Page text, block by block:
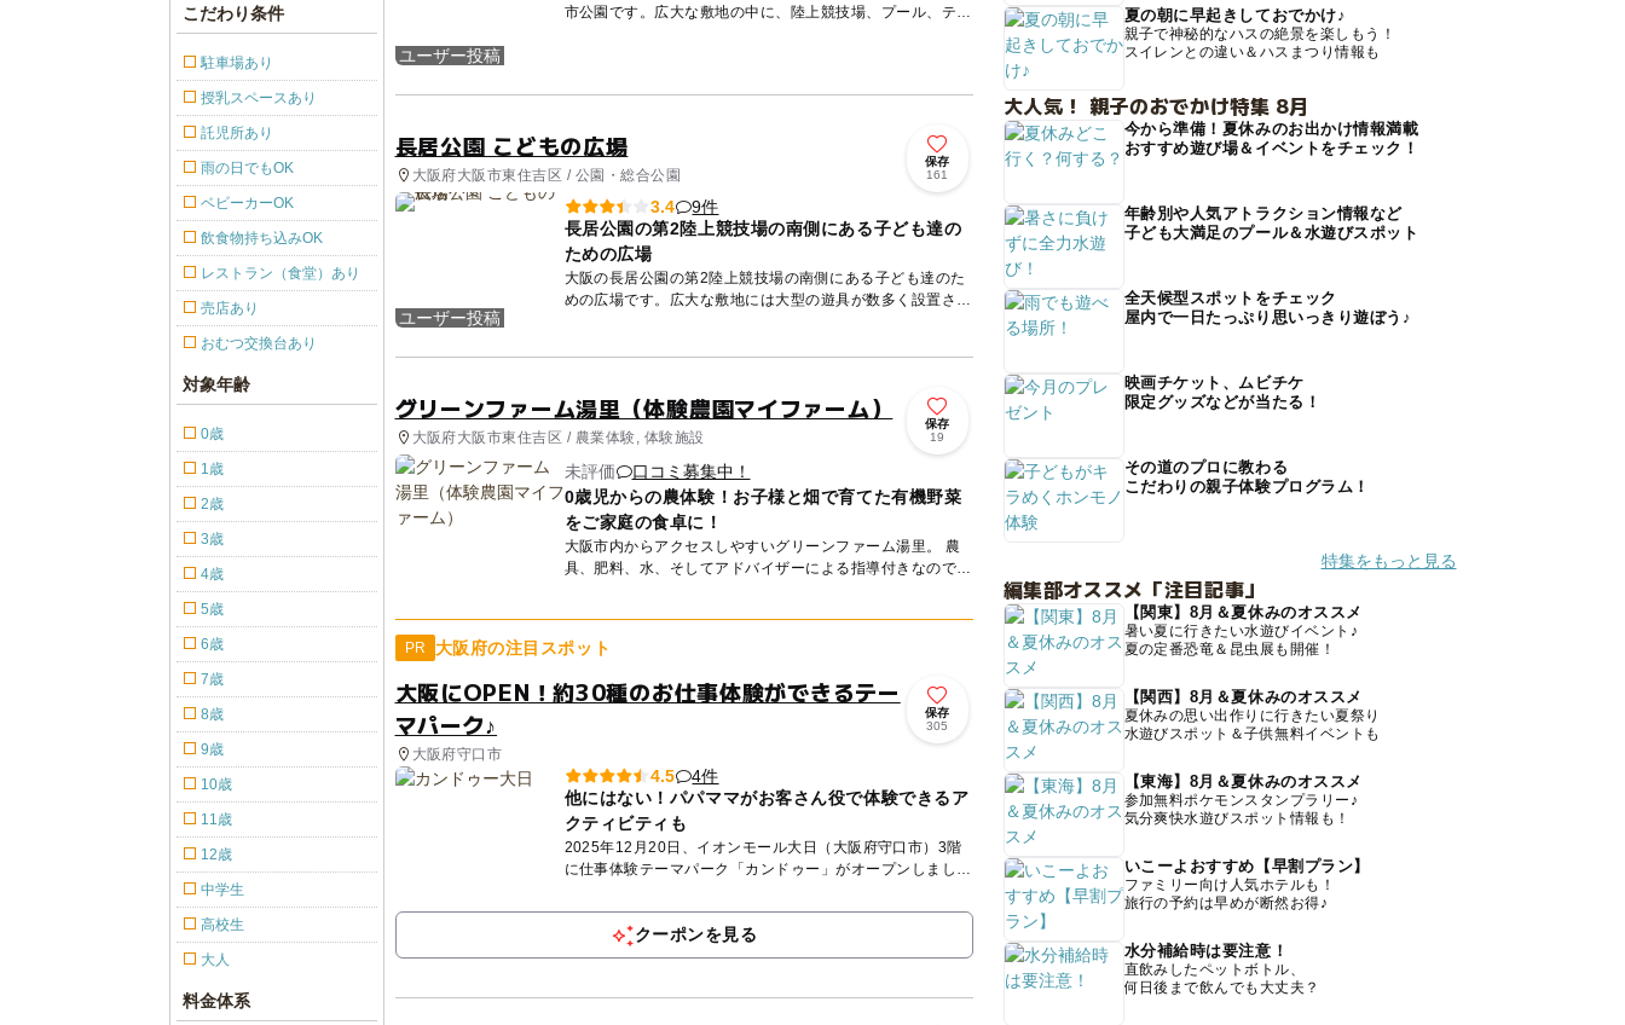
ユーザー投稿
市公園です。広大な敷地の中に、陸上競技場、プール、テニ
長居公園 こどもの広場
大阪府大阪市東住吉区 / 公園・総合公園
保存
161
ユーザー投稿
3.4
9件
長居公園の第2陸上競技場の南側にある子ども達の
ための広場
大阪の長居公園の第2陸上競技場の南側にある子ども達のた
めの広場です。広大な敷地には大型の遊具が数多く設置され
グリーンファーム湯里（体験農園マイファーム）
大阪府大阪市東住吉区 / 農業体験, 体験施設
保存
19
未評価
口コミ募集中！
0歳児からの農体験！お子様と畑で育てた有機野菜
をご家庭の食卓に！
大阪市内からアクセスしやすいグリーンファーム湯里。 農
具、肥料、水、そしてアドバイザーによる指導付きなので、
PR 大阪府の注目スポット
大阪にOPEN！約30種のお仕事体験ができるテー
マパーク♪
大阪府守口市
保存
305
4.5
4件
他にはない！パパママがお客さん役で体験できるア
クティビティも
2025年12月20日、イオンモール大日（大阪府守口市）3階
に仕事体験テーマパーク「カンドゥー」がオープンしまし
ン...
クーポンを見る
こだわり条件
駐車場あり
授乳スペースあり
託児所あり
雨の日でもOK
ベビーカーOK
飲食物持ち込みOK
レストラン（食堂）あり
売店あり
おむつ交換台あり
対象年齢
0歳
1歳
2歳
3歳
4歳
5歳
6歳
7歳
8歳
9歳
10歳
11歳
12歳
中学生
高校生
大人
料金体系
夏の朝に早起きしておでかけ♪
親子で神秘的なハスの絶景を楽しもう！
スイレンとの違い＆ハスまつり情報も
大人気！ 親子のおでかけ特集 8月
今から準備！夏休みのお出かけ情報満載
おすすめ遊び場＆イベントをチェック！
年齢別や人気アトラクション情報など
子ども大満足のプール＆水遊びスポット
全天候型スポットをチェック
屋内で一日たっぷり思いっきり遊ぼう♪
映画チケット、ムビチケ
限定グッズなどが当たる！
その道のプロに教わる
こだわりの親子体験プログラム！
特集をもっと見る
編集部オススメ「注目記事」
【関東】8月＆夏休みのオススメ
暑い夏に行きたい水遊びイベント♪
夏の定番恐竜＆昆虫展も開催！
【関西】8月＆夏休みのオススメ
夏休みの思い出作りに行きたい夏祭り
水遊びスポット＆子供無料イベントも
【東海】8月＆夏休みのオススメ
参加無料ポケモンスタンプラリー♪
気分爽快水遊びスポット情報も！
いこーよおすすめ【早割プラン】
ファミリー向け人気ホテルも！
旅行の予約は早めが断然お得♪
水分補給時は要注意！
直飲みしたペットボトル、
何日後まで飲んでも大丈夫？